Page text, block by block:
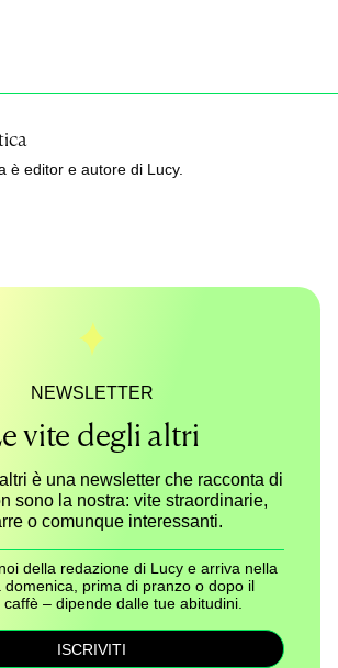
è editor e autore di Lucy.
NEWSLETTER
vite degli altri
è una newsletter che racconta di
sono la nostra: vite straordinarie,
o comunque interessanti.
della redazione di Lucy e arriva nella
domenica, prima di pranzo o dopo il
– dipende dalle tue abitudini.
ISCRIVITI